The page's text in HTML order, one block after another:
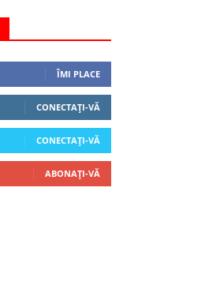
ÎMI PLACE
CONECTAȚI-VĂ
CONECTAȚI-VĂ
ABONAȚI-VĂ